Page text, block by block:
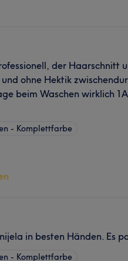
der Haarschnitt
ohne Hektik
beim Waschen wirklich
- Komplettfarbe
in besten Händen. Es
- Komplettfarbe